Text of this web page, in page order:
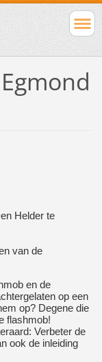
Helder te
van de
en de
op een
op? Degene die
flashmob!
Verbeter de
ook de inleiding